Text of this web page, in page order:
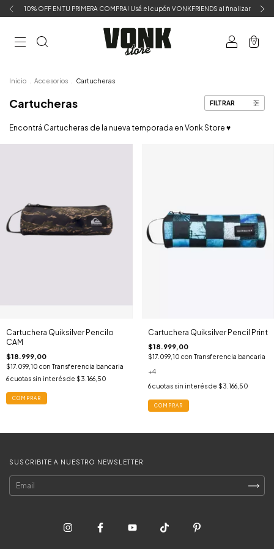
10% OFF EN TU PRIMERA COMPRA! Usá el cupón VONKFRIENDS al finalizar
0
Inicio Accesorios Cartucheras
Cartucheras FILTRAR
Encontrá Cartucheras de la nueva temporada en Vonk Store ♥
Cartuchera Quiksilver Pencilo
CAM
$18.999,00
$17.099,10 con Transferencia bancaria
6cuotas sin interés de $3.166,50
COMPRAR
Cartuchera Quiksilver Pencil Print
$18.999,00
$17.099,10 con Transferencia bancaria
+4
6 cuotas sin interés de $3.166,50
COMPRAR
SUSCRIBITE A NUESTRO NEWSLETTER